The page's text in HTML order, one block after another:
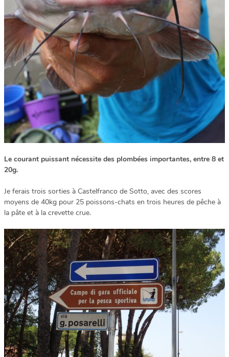
Le courant puissant nécessite des plombées importantes, entre 8 et
20g.
Je ferais trois sorties à Castelfranco de Sotto, avec des scores
moyens de 40kg pour 25 poissons-chats en trois heures de pêche à
la pâte et à la crevette crue.